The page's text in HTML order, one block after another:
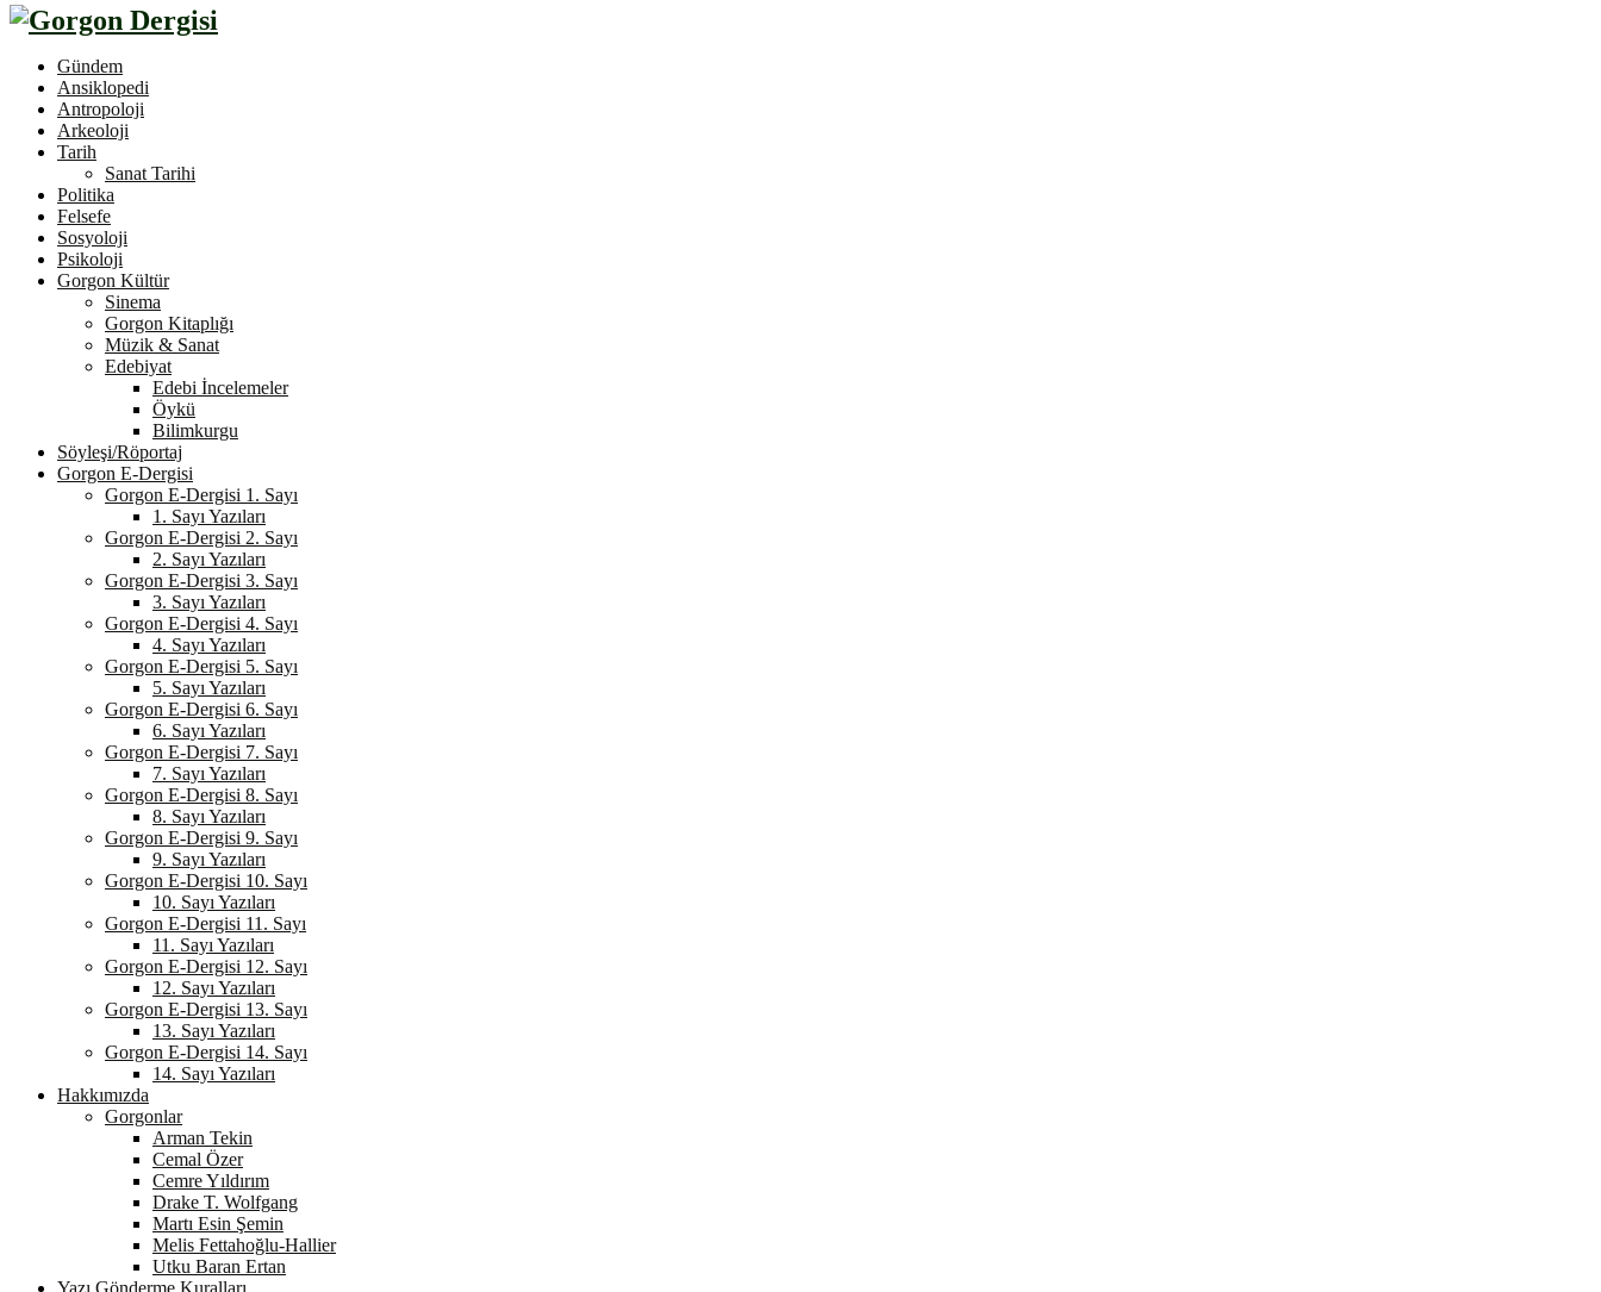
Gündem
Ansiklopedi
Antropoloji
Arkeoloji
Tarih
Sanat Tarihi
Politika
Felsefe
Sosyoloji
Psikoloji
Gorgon Kültür
Sinema
Gorgon Kitaplığı
Müzik & Sanat
Edebiyat
Edebi İncelemeler
Öykü
Bilimkurgu
Söyleşi/Röportaj
Gorgon E-Dergisi
Gorgon E-Dergisi 1. Sayı
1. Sayı Yazıları
Gorgon E-Dergisi 2. Sayı
2. Sayı Yazıları
Gorgon E-Dergisi 3. Sayı
3. Sayı Yazıları
Gorgon E-Dergisi 4. Sayı
4. Sayı Yazıları
Gorgon E-Dergisi 5. Sayı
5. Sayı Yazıları
Gorgon E-Dergisi 6. Sayı
6. Sayı Yazıları
Gorgon E-Dergisi 7. Sayı
7. Sayı Yazıları
Gorgon E-Dergisi 8. Sayı
8. Sayı Yazıları
Gorgon E-Dergisi 9. Sayı
9. Sayı Yazıları
Gorgon E-Dergisi 10. Sayı
10. Sayı Yazıları
Gorgon E-Dergisi 11. Sayı
11. Sayı Yazıları
Gorgon E-Dergisi 12. Sayı
12. Sayı Yazıları
Gorgon E-Dergisi 13. Sayı
13. Sayı Yazıları
Gorgon E-Dergisi 14. Sayı
14. Sayı Yazıları
Hakkımızda
Gorgonlar
Arman Tekin
Cemal Özer
Cemre Yıldırım
Drake T. Wolfgang
Martı Esin Şemin
Melis Fettahoğlu-Hallier
Utku Baran Ertan
Yazı Gönderme Kuralları